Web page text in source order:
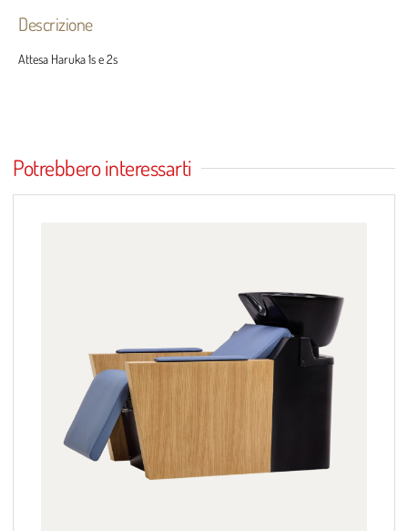
Descrizione
Attesa Haruka 1s e 2s
Potrebbero interessarti